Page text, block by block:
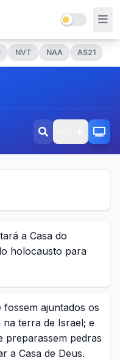
NVT NAA AS21
a Casa do
holocausto para
ajuntados os
terra de Israel; e
preparassem pedras
a Casa de Deus.